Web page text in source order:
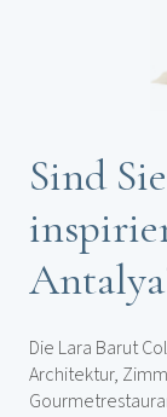
Sind
Die Lara Barut
Architektur,